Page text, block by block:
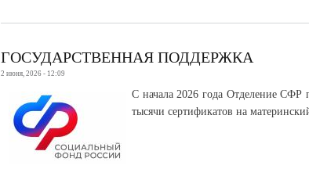
ГОСУДАРСТВЕННАЯ ПОДДЕРЖКА
2 июня, 2026 - 12:09
С начала 2026 года Отделение СФР
тысячи сертификатов на